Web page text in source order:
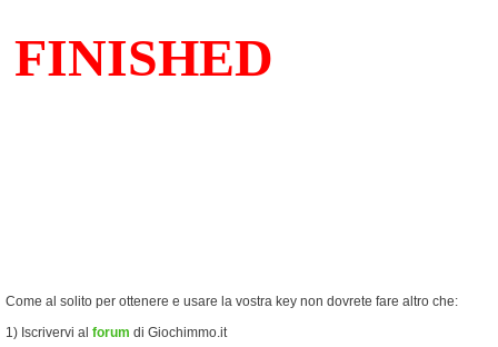
Come al solito per ottenere e usare la vostra key non dovrete fare altro che:
1) Iscrivervi al forum di Giochimmo.it